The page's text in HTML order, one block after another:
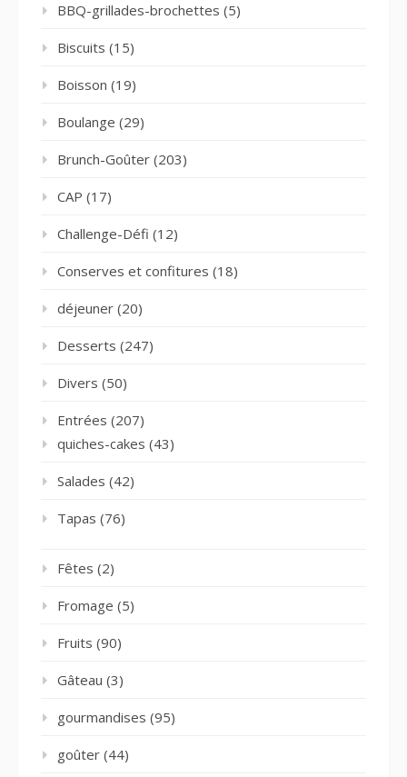
BBQ-grillades-brochettes (5)
Biscuits (15)
Boisson (19)
Boulange (29)
Brunch-Goûter (203)
CAP (17)
Challenge-Défi (12)
Conserves et confitures (18)
déjeuner (20)
Desserts (247)
Divers (50)
Entrées (207)
quiches-cakes (43)
Salades (42)
Tapas (76)
Fêtes (2)
Fromage (5)
Fruits (90)
Gâteau (3)
gourmandises (95)
goûter (44)